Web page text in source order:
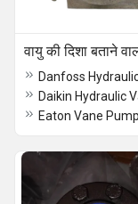
वायु की दिशा बताने
Eaton Vane Pump